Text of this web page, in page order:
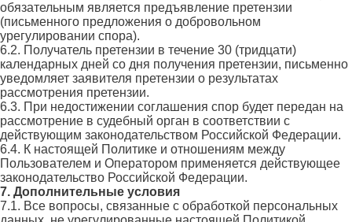
обязательным является предъявление претензии
(письменного предложения о добровольном
урегулировании спора).
6.2. Получатель претензии в течение 30 (тридцати)
календарных дней со дня получения претензии, письменно
уведомляет заявителя претензии о результатах
рассмотрения претензии.
6.3. При недостижении соглашения спор будет передан на
рассмотрение в судебный орган в соответствии с
действующим законодательством Российской Федерации.
6.4. К настоящей Политике и отношениям между
Пользователем и Оператором применяется действующее
законодательство Российской Федерации.
7. Дополнительные условия
7.1. Все вопросы, связанные с обработкой персональных